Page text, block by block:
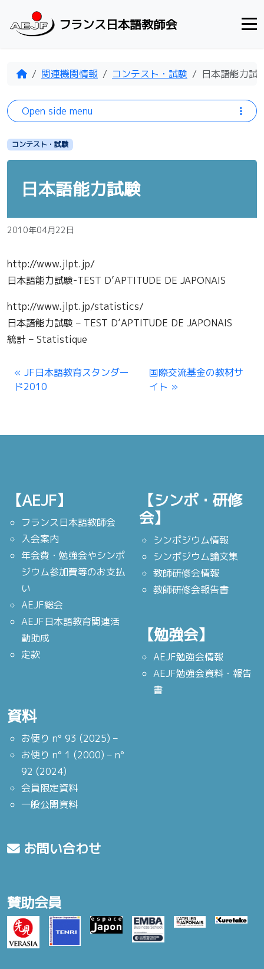
フランス日本語教師会
Home関連機関情報 コンテスト・試験 日本語能力試
コンテスト・試験
日本語能力試験
2010年04月22日
http://www.jlpt.jp/
日本語能力試験-TEST D’APTITUDE DE JAPONAIS
http://www.jlpt.jp/statistics/
日本語能力試験 – TEST D’APTITUDE DE JAPONAIS
統計 – Statistique
JF日本語教育スタンダー
ド2010
国際交流基金の教材サ
イト
Open side menu
【AEJF】
フランス日本語教師会
入会案内
年会費・勉強会やシンポ
ジウム参加費等のお支払
い
AEJF総会
AEJF日本語教育関連活
動助成
定款
【シンポ・研修
会】
シンポジウム情報
シンポジウム論文集
教師研修会情報
教師研修会報告書
【勉強会】
AEJF勉強会情報
AEJF勉強会資料・報告
書
資料
お便り n° 93 (2025) –
お便り n° 1 (2000) – n°
92 (2024)
会員限定資料
一般公開資料
お問い合わせ
賛助会員